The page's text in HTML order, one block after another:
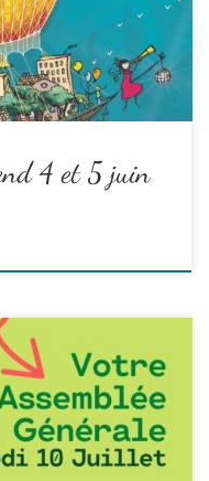
Fleur de Fête le
4 et 5 juin
consulter le rapport
:
uploads/Rapport-AG-